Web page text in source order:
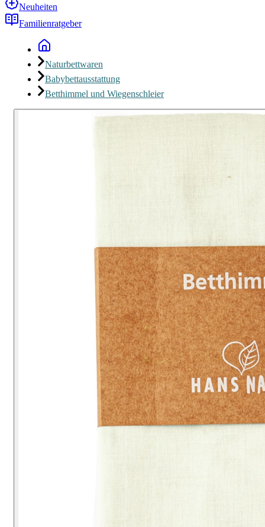
Neuheiten
Familienratgeber
Naturbettwaren
Babybettausstattung
Betthimmel und Wiegenschleier